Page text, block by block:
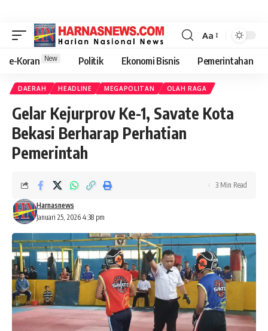
Aa
e-Koran New Politik Ekonomi Bisnis Pemerintahan
DAERAH HEADLINE MEGAPOLITAN OLAH RAGA
Gelar Kejurprov Ke-1, Savate Kota
Bekasi Berharap Perhatian
Pemerintah
Januari 25, 2026 4:38 pm
Harnasnews
3 Min Read